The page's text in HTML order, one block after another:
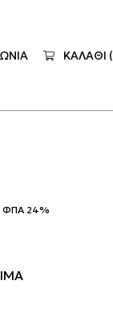
ΚΑΛΑΘΙ (
ΦΠΑ 24%